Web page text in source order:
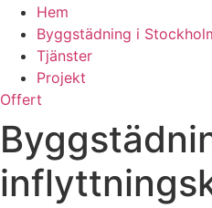
Hem
Byggstädning i
Tjänster
Projekt
Offert